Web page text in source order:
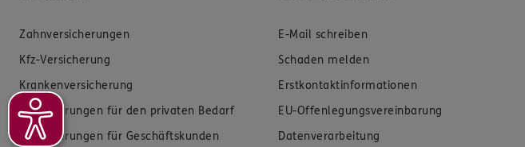
Zahnversicherungen
Kfz-Versicherung
Krankenversicherung
Versicherungen für den privaten Bedarf
Versicherungen für Geschäftskunden
E-Mail schreiben
Schaden melden
Erstkontaktinformationen
EU-Offenlegungsvereinbarung
Datenverarbeitung